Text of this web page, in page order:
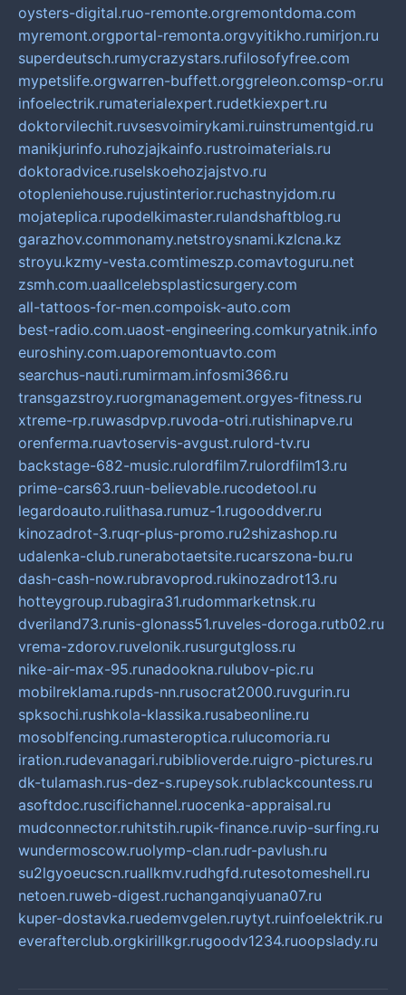
oysters-digital.ruo-remonte.orgremontdoma.com
myremont.orgportal-remonta.orgvyitikho.rumirjon.ru
superdeutsch.rumycrazystars.rufilosofyfree.com
mypetslife.orgwarren-buffett.orggreleon.comsp-or.ru
infoelectrik.rumaterialexpert.rudetkiexpert.ru
doktorvilechit.ruvsesvoimirykami.ruinstrumentgid.ru
manikjurinfo.ruhozjajkainfo.rustroimaterials.ru
doktoradvice.ruselskoehozjajstvo.ru
otopleniehouse.rujustinterior.ruchastnyjdom.ru
mojateplica.rupodelkimaster.rulandshaftblog.ru
garazhov.commonamy.netstroysnami.kzlcna.kz
stroyu.kzmy-vesta.comtimeszp.comavtoguru.net
zsmh.com.uaallcelebsplasticsurgery.com
all-tattoos-for-men.compoisk-auto.com
best-radio.com.uaost-engineering.comkuryatnik.info
euroshiny.com.uaporemontuavto.com
searchus-nauti.rumirmam.infosmi366.ru
transgazstroy.ruorgmanagement.orgyes-fitness.ru
xtreme-rp.ruwasdpvp.ruvoda-otri.rutishinapve.ru
orenferma.ruavtoservis-avgust.rulord-tv.ru
backstage-682-music.rulordfilm7.rulordfilm13.ru
prime-cars63.ruun-believable.rucodetool.ru
legardoauto.rulithasa.rumuz-1.rugooddver.ru
kinozadrot-3.ruqr-plus-promo.ru2shizashop.ru
udalenka-club.runerabotaetsite.rucarszona-bu.ru
dash-cash-now.rubravoprod.rukinozadrot13.ru
hotteygroup.rubagira31.rudommarketnsk.ru
dveriland73.runis-glonass51.ruveles-doroga.rutb02.ru
vrema-zdorov.ruvelonik.rusurgutgloss.ru
nike-air-max-95.runadookna.rulubov-pic.ru
mobilreklama.rupds-nn.rusocrat2000.ruvgurin.ru
spksochi.rushkola-klassika.rusabeonline.ru
mosoblfencing.rumasteroptica.rulucomoria.ru
iration.rudevanagari.rubiblioverde.ruigro-pictures.ru
dk-tulamash.rus-dez-s.rupeysok.rublackcountess.ru
asoftdoc.ruscifichannel.ruocenka-appraisal.ru
mudconnector.ruhitstih.rupik-finance.ruvip-surfing.ru
wundermoscow.ruolymp-clan.rudr-pavlush.ru
su2lgyoeucscn.ruallkmv.rudhgfd.rutesotomeshell.ru
netoen.ruweb-digest.ruchanganqiyuana07.ru
kuper-dostavka.ruedemvgelen.ruytyt.ruinfoelektrik.ru
everafterclub.orgkirillkgr.rugoodv1234.ruoopslady.ru